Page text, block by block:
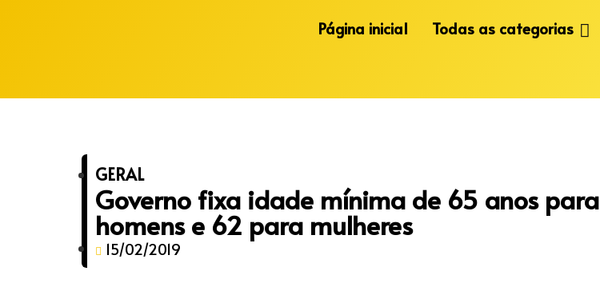
Página inicial Todas as categorias
GERAL
Governo fixa idade mínima de 65 anos para
homens e 62 para mulheres
15/02/2019